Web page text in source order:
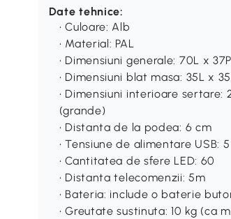
Date tehnice:
• Culoare: Alb
• Material: PAL
• Dimensiuni generale: 70L x
• Dimensiuni blat masa: 35L x
• Dimensiuni interioare sertare:
(grande)
• Distanta de la podea: 6 cm
• Tensiune de alimentare USB:
• Cantitatea de sfere LED: 60
• Distanta telecomenzii: 5m
• Bateria: include o baterie
• Greutate sustinuta: 10 kg (ca